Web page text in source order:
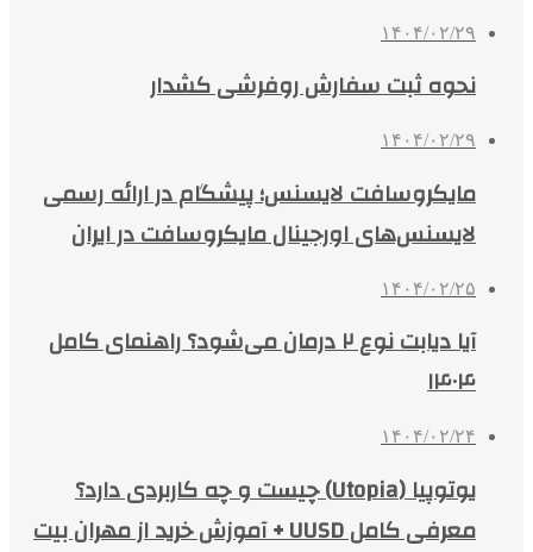
۱۴۰۴/۰۲/۲۹
نحوه ثبت سفارش روفرشی کشدار
۱۴۰۴/۰۲/۲۹
مایکروسافت لایسنس؛ پیشگام در ارائه رسمی
لایسنس‌های اورجینال مایکروسافت در ایران
۱۴۰۴/۰۲/۲۵
آیا دیابت نوع ۲ درمان می‌شود؟ راهنمای کامل
۱۴۰۴
۱۴۰۴/۰۲/۲۴
یوتوپیا (Utopia) چیست و چه کاربردی دارد؟
معرفی کامل UUSD + آموزش خرید از مهران بیت